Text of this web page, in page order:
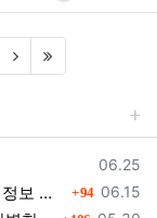
(next)
등록일
06.25
등록일
06.15
다낭의 밤문화 최신 트렌드로 알아보는 필색정보 모음 댓글
94